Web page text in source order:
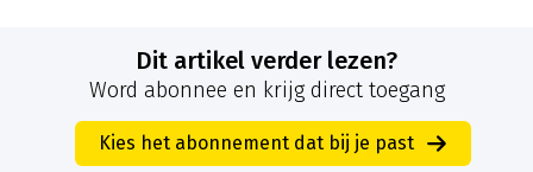
Dit artikel verder lezen?
Word abonnee en krijg direct toegang
Kies het abonnement dat bij je past